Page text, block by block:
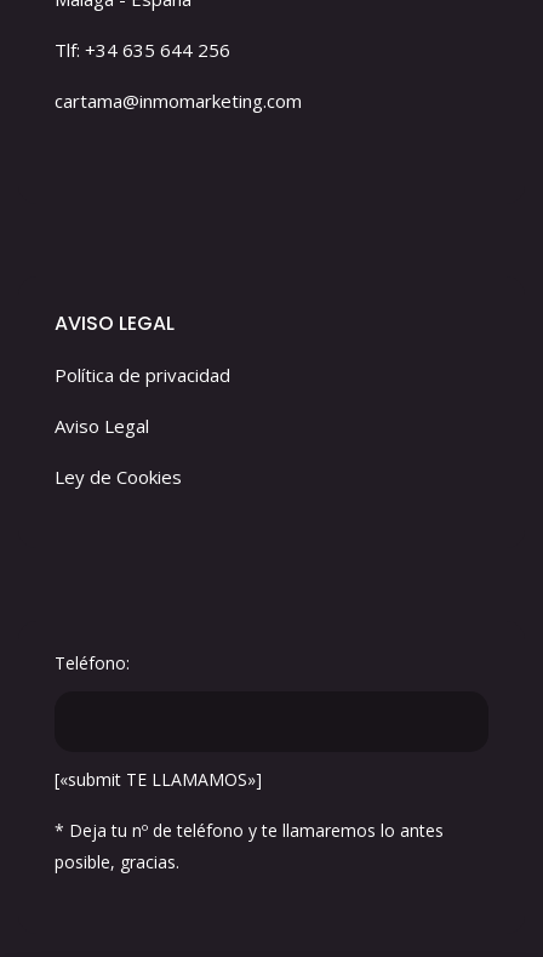
Tlf: +34 635 644 256
cartama@inmomarketing.com
AVISO LEGAL
Política de privacidad
Aviso Legal
Ley de Cookies
Teléfono:
[«submit TE LLAMAMOS»]
* Deja tu nº de teléfono y te llamaremos lo antes
posible, gracias.